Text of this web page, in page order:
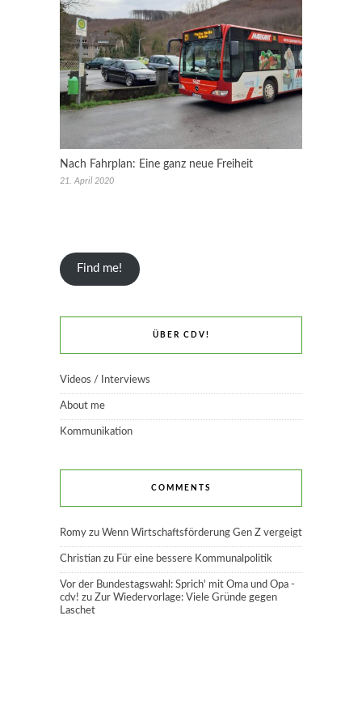
Nach Fahrplan: Eine ganz neue Freiheit
21. April 2020
Find me!
ÜBER CDV!
Videos / Interviews
About me
Kommunikation
COMMENTS
Romy zu Wenn Wirtschaftsförderung Gen Z vergeigt
Christian zu Für eine bessere Kommunalpolitik
Vor der Bundestagswahl: Sprich' mit Oma und Opa -
cdv! zu Zur Wiedervorlage: Viele Gründe gegen
Laschet